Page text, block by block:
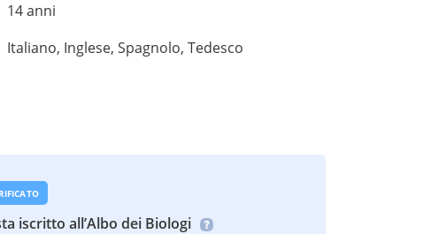
14 anni
Italiano, Inglese, Spagnolo, Tedesco
iscritto all’Albo dei Biologi